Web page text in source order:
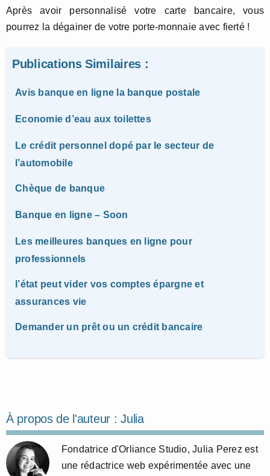
Après avoir personnalisé votre carte bancaire, vous
pourrez la dégainer de votre porte-monnaie avec fierté !
Publications Similaires :
Avis banque en ligne la banque postale
Economie d’eau aux toilettes
Le crédit personnel dopé par le secteur de
l’automobile
Chèque de banque
Banque en ligne – Soon
Les meilleures banques en ligne pour
professionnels
l’état peut vider vos comptes épargne et
assurances vie
Demander un prêt ou un crédit bancaire
À propos de l'auteur :Julia
Fondatrice d'Orliance Studio, Julia Perez est
une rédactrice web expérimentée avec une